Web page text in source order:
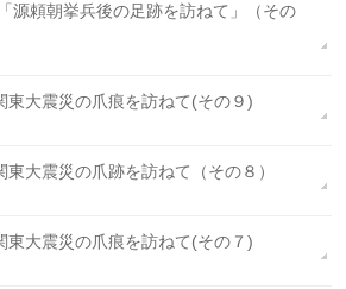
源頼朝挙兵後の足跡を訪ねて」（その
東大震災の爪痕を訪ねて(その９)
大震災の爪跡を訪ねて（その８）
東大震災の爪痕を訪ねて(その７)